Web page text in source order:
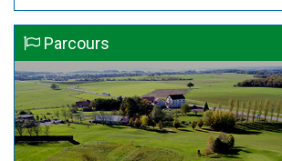
Parcours